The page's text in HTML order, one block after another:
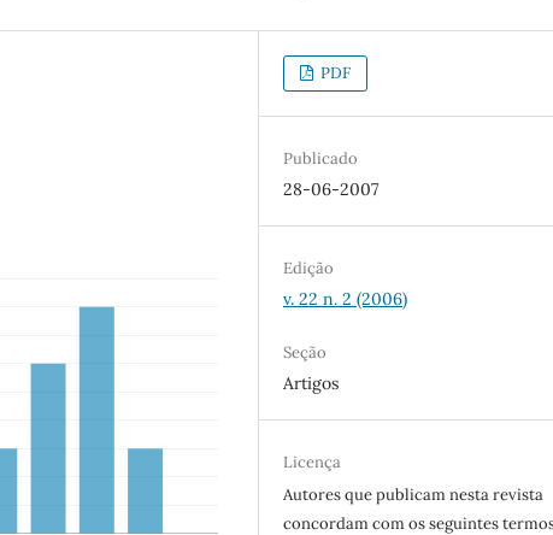
PDF
Publicado
28-06-2007
Edição
v. 22 n. 2 (2006)
Seção
Artigos
Licença
Autores que publicam nesta revista
concordam com os seguintes